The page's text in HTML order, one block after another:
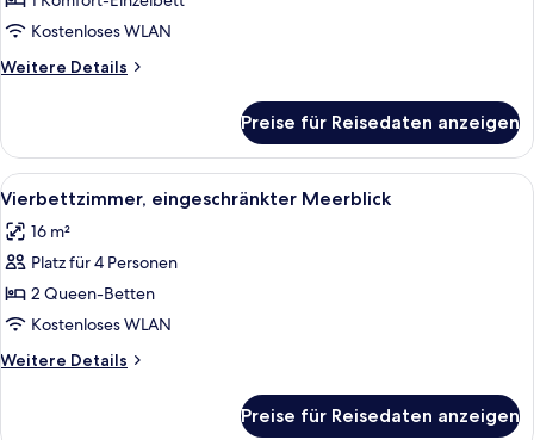
Kostenloses WLAN
Weitere Details
Weitere
Meerblick
Preise für Reisedaten anzeigen
Alle
Fotos
für
Vierbettzimmer,
eingeschränkter
Meerblick
anzeigen
Ein modernes Schlafzimmer mit
1
Vierbettzimmer, eingeschränkter Meerblick
16 m²
Platz für 4 Personen
2 Queen-Betten
Kostenloses WLAN
Weitere Details
Weitere
Preise für Reisedaten anzeigen